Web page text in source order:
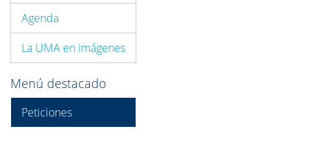
Agenda
La UMA en imágenes
Menú destacado
Peticiones